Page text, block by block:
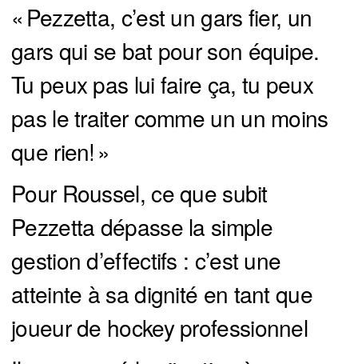
« Pezzetta, c’est un gars fier, un
gars qui se bat pour son équipe.
Tu peux pas lui faire ça, tu peux
pas le traiter comme un un moins
que rien! »
Pour Roussel, ce que subit
Pezzetta dépasse la simple
gestion d’effectifs : c’est une
atteinte à sa dignité en tant que
joueur de hockey professionnel